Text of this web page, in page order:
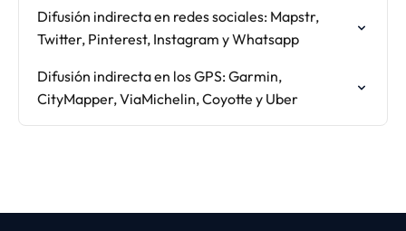
Difusión indirecta en redes sociales: Mapstr,
Twitter, Pinterest, Instagram y Whatsapp
Difusión indirecta en los GPS: Garmin,
CityMapper, ViaMichelin, Coyotte y Uber